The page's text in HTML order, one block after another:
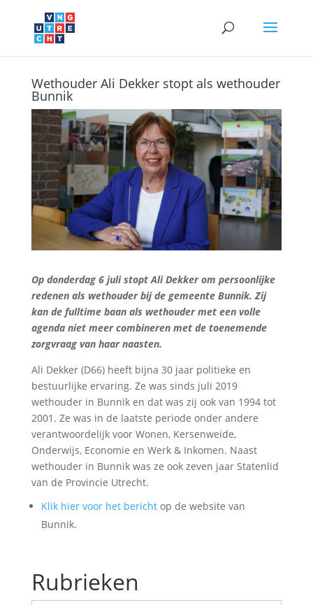
Wethouder Ali Dekker stopt als wethouder
Bunnik
Op donderdag 6 juli stopt Ali Dekker om persoonlijke
redenen als wethouder bij de gemeente Bunnik. Zij
kan de fulltime baan als wethouder met een volle
agenda niet meer combineren met de toenemende
zorgvraag van haar naasten.
Ali Dekker (D66) heeft bijna 30 jaar politieke en
bestuurlijke ervaring. Ze was sinds juli 2019
wethouder in Bunnik en dat was zij ook van 1994 tot
2001. Ze was in de laatste periode onder andere
verantwoordelijk voor Wonen, Kersenweide,
Onderwijs, Economie en Werk & Inkomen. Naast
wethouder in Bunnik was ze ook zeven jaar Statenlid
van de Provincie Utrecht.
Klik hier voor het berichtop de website van
Bunnik.
Rubrieken